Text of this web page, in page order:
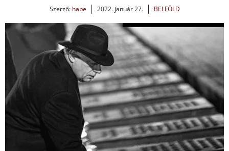
Szerző: habe 2022. január 27. BELFÖLD